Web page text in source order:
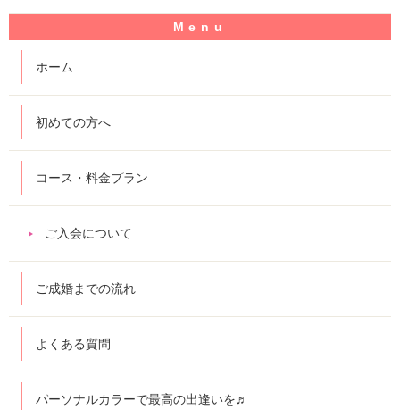
ホーム
初めての方へ
コース・料金プラン
ご入会について
ご成婚までの流れ
よくある質問
パーソナルカラーで最高の出逢いを♬